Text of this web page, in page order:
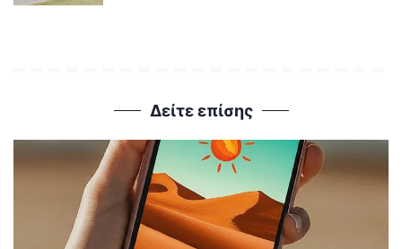
Δείτε επίσης